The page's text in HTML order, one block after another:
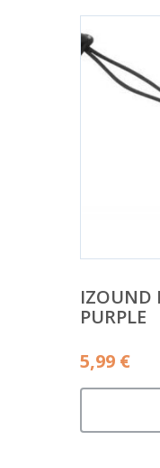
IZOUND
PURPLE
5,99 €